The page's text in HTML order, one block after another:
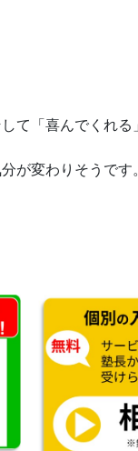
て「喜んでくれる
が変わりそうです